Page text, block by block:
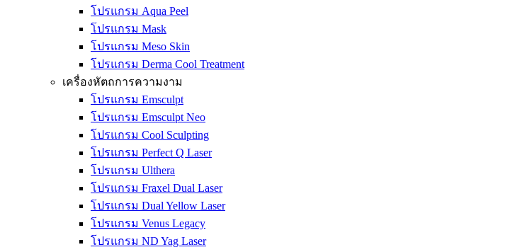
โปรแกรม Aqua Peel
โปรแกรม Mask
โปรแกรม Meso Skin
โปรแกรม Derma Cool Treatment
เครื่องหัตถการความงาม
โปรแกรม Emsculpt
โปรแกรม Emsculpt Neo
โปรแกรม Cool Sculpting
โปรแกรม Perfect Q Laser
โปรแกรม Ulthera
โปรแกรม Fraxel Dual Laser
โปรแกรม Dual Yellow Laser
โปรแกรม Venus Legacy
โปรแกรม ND Yag Laser